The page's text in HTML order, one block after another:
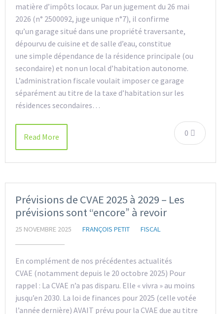
matière d’impôts locaux. Par un jugement du 26 mai
2026 (n° 2500092, juge unique n°7), il confirme
qu’un garage situé dans une propriété traversante,
dépourvu de cuisine et de salle d’eau, constitue
une simple dépendance de la résidence principale (ou
secondaire) et non un local d’habitation autonome.
L’administration fiscale voulait imposer ce garage
séparément au titre de la taxe d’habitation sur les
résidences secondaires…
0
Read More
Prévisions de CVAE 2025 à 2029 – Les
prévisions sont “encore” à revoir
25 NOVEMBRE 2025 FRANÇOIS PETIT FISCAL
En complément de nos précédentes actualités
CVAE (notamment depuis le 20 octobre 2025) Pour
rappel : La CVAE n’a pas disparu. Elle « vivra » au moins
jusqu’en 2030. La loi de finances pour 2025 (celle votée
l’année dernière) AVAIT prévu pour la CVAE due au titre